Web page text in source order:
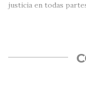
justicia en todas